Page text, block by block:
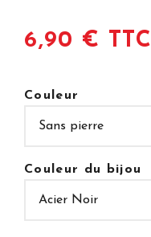
6,90 € TTC
Couleur
Couleur du bijou